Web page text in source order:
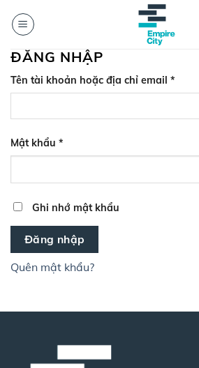
ĐĂNG NHẬP
Tên tài khoản hoặc địa chỉ email *
buộc
Mật khẩu *
buộc
Ghi nhớ mật khẩu
Đăng nhập
Quên mật khẩu?